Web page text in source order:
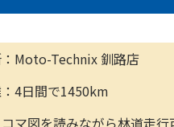
Moto-Technix 釧路店
4日間で1450km
マ図を読みながら林道走行